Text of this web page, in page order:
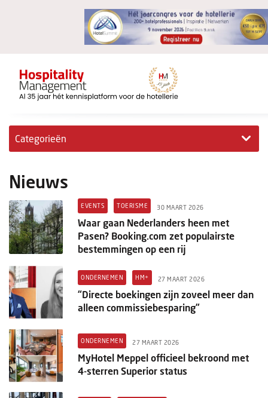
Categorieën
Hotelovernames
HM+
Jong & Ambitieus
Columns
Michelin
Personalia
HotelSummit
Nieuws
EVENTS TOERISME 30 MAART 2026
Waar gaan Nederlanders heen met
Pasen? Booking.com zet populairste
bestemmingen op een rij
ONDERNEMEN HM+ 27 MAART 2026
“Directe boekingen zijn zoveel meer dan
alleen commissiebesparing”
ONDERNEMEN 27 MAART 2026
MyHotel Meppel officieel bekroond met
4-sterren Superior status